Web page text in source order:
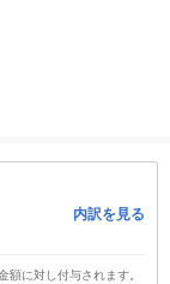
内訳を見る
額に対し付与されます。